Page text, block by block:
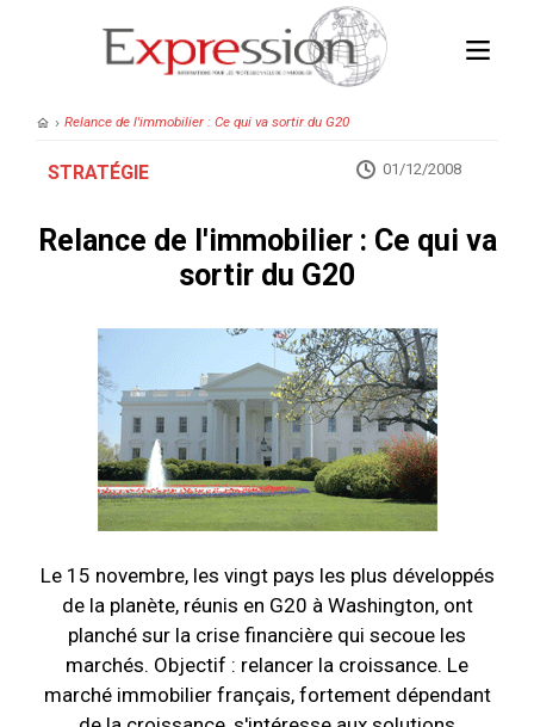
› Relance de l'immobilier : Ce qui va sortir du G20
STRATÉGIE 01/12/2008
Relance de l'immobilier : Ce qui va
sortir du G20
Le 15 novembre, les vingt pays les plus développés
de la planète, réunis en G20 à Washington, ont
planché sur la crise financière qui secoue les
marchés. Objectif : relancer la croissance. Le
marché immobilier français, fortement dépendant